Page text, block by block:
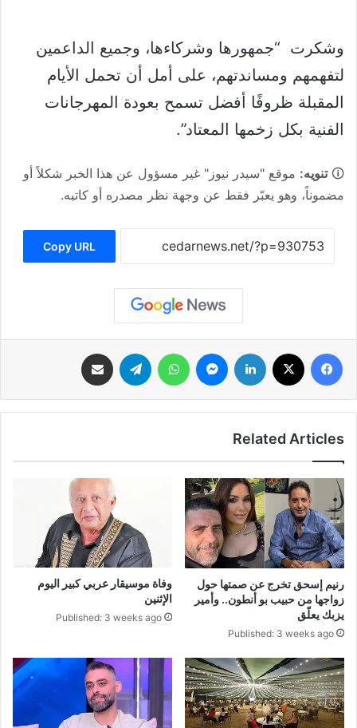
وشكرت “جمهورها وشركاءها، وجميع الداعمين
لتفهمهم ومساندتهم، على أمل أن تحمل الأيام
المقبلة ظروفًا أفضل تسمح بعودة المهرجانات
الفنية بكل زخمها المعتاد”.
🛈تنويه: موقع "سيدر نيوز" غير مسؤول عن هذا الخبر شكلاً أو
مضموناً، وهو يعبّر فقط عن وجهة نظر مصدره أو كاتبه.
Copy URL
فيسبوك لينكدإن ماسنجر واتساب تيلقرام
Related Articles
رنيم إسحق تخرج عن صمتها حول
زواجها من حبيب بو أنطون.. وأمير
يزبك يعلّق
Published: 3 weeks ago
وفاة موسيقار عربي كبير اليوم
الإثنين
Published: 3 weeks ago